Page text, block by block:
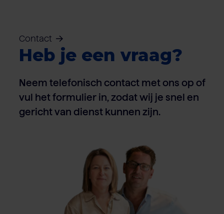
Contact
Heb je een vraag?
Neem telefonisch contact met ons op of
vul het formulier in, zodat wij je snel en
gericht van dienst kunnen zijn.